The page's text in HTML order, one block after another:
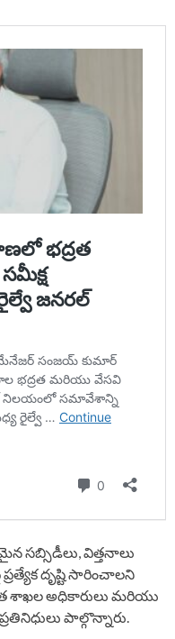
సబ్సిడీలు, విత్తనాలు
దృష్టి సారించాలని
శాఖల అధికారులు మరియు
పాల్గొన్నారు.